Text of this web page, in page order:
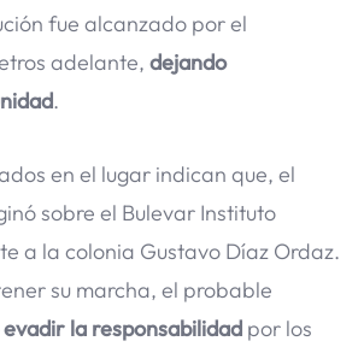
fue alcanzado por el
adelante, dejando
.
en el lugar indican que, el
sobre el Bulevar Instituto
a la colonia Gustavo Díaz Ordaz.
su marcha, el probable
la responsabilidad por los